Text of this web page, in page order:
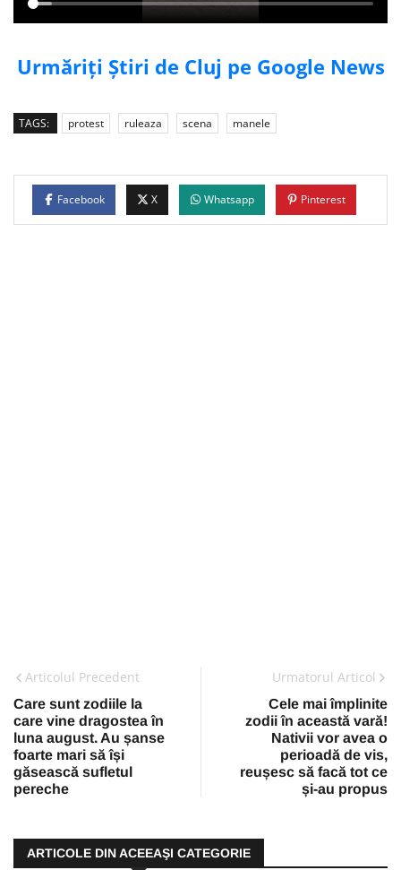
Urmăriți Știri de Cluj pe Google News
TAGS: protest ruleaza scena manele
Facebook X Whatsapp Pinterest
Articolul Precedent
Care sunt zodiile la
care vine dragostea în
luna august. Au șanse
foarte mari să își
găsească sufletul
pereche
Urmatorul Articol
Cele mai împlinite
zodii în această vară!
Nativii vor avea o
perioadă de vis,
reușesc să facă tot ce
și-au propus
ARTICOLE DIN ACEEAŞI CATEGORIE